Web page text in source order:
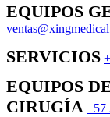
EQUIPOS
SERVICIOS
EQUIPOS
CIRUGÍA +57